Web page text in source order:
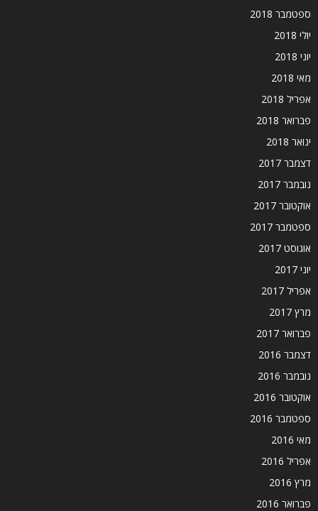
ספטמבר 2018
יולי 2018
יוני 2018
מאי 2018
אפריל 2018
פברואר 2018
ינואר 2018
דצמבר 2017
נובמבר 2017
אוקטובר 2017
ספטמבר 2017
אוגוסט 2017
יוני 2017
אפריל 2017
מרץ 2017
פברואר 2017
דצמבר 2016
נובמבר 2016
אוקטובר 2016
ספטמבר 2016
מאי 2016
אפריל 2016
מרץ 2016
פברואר 2016